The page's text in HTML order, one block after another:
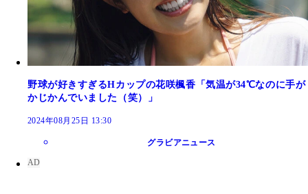
野球が好きすぎるHカップの花咲楓香「気温が34℃なのに手が
かじかんでいました（笑）」
2024年08月25日 13:30
グラビアニュース